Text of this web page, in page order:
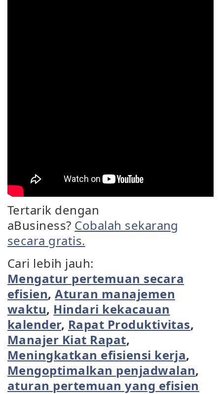
Tertarik dengan
aBusiness? Cobalah sekarang
secara gratis.
Cari lebih jauh:
Mengatur pertemuan secara
efisien,Aturan manajemen
waktu, Hindari kekacauan
kalender, Rapat Produktivitas,
Manajer Kiat Rapat,
Meningkatkan efisiensi kerja,
Mengoptimalkan penjadwalan,
aturan pertemuan yang efisien